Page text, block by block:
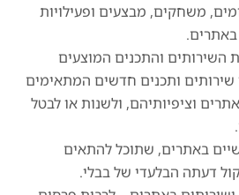
משחקים, מבצעים ופעילויות
השירותים והתכנים המוצעים
שירותים ותכנים חדשים המתאימים
וציפיותיהם, ולשנות או לבטל
באתרים, שתוכל להתאים
דעתה הבלעדי של בבלי.